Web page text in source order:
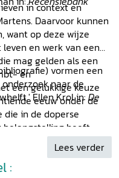
in context en
Daarvoor kunnen
want op deze wijze
en werk van een
mag gelden als een
en
een gelukkige keuze
eeuw onder de
in de doperse
heeft
zijn vermakelijke
TNG 10(2007)
vormen een
naar de
Ellen Krol in: De
Lees verder
: